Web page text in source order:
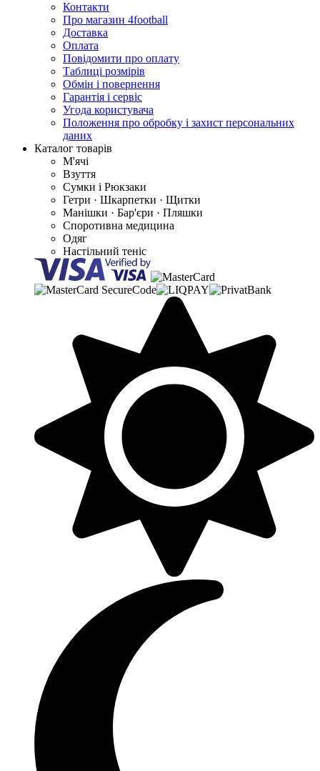
Контакти
Про магазин 4football
Доставка
Оплата
Повідомити про оплату
Таблиці розмірів
Обмін і повернення
Гарантія і сервіс
Угода користувача
Положення про обробку і захист персональних
даних
Каталог товарів
М'ячі
Взуття
Сумки і Рюкзаки
Гетри · Шкарпетки · Щитки
Манішки · Бар'єри · Пляшки
Споротивна медицина
Одяг
Настільний теніс